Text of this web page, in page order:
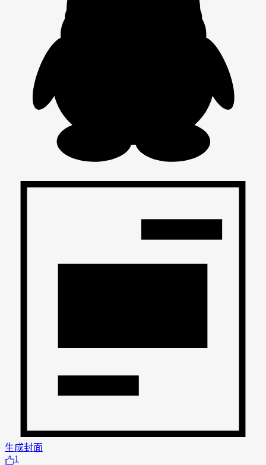
生成封面
1